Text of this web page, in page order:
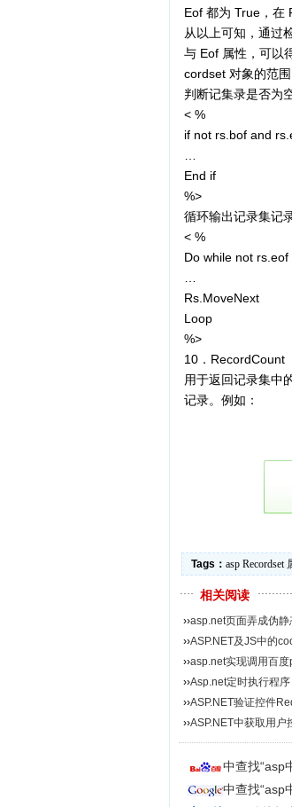
Eof 都为 True，在
从以上可知，通过
与 Eof 属性，可以
cordset 对象的范围
判断记集录是否为
< %
if not rs.bof and
End if
%>
循环输出记录集记
< %
Do while not
Rs.MoveNext
Loop
%>
10．RecordCount
用于返回记录集中
记录。例如：
Tags： asp Recordset
相关阅读
››asp.net页面弄成伪静
››ASP.NET及JS中的
››asp.net实现调用百
››Asp.net定时执行程序
››ASP.NET验证控件
››ASP.NET中获取用户
中查找“asp
中查找“asp